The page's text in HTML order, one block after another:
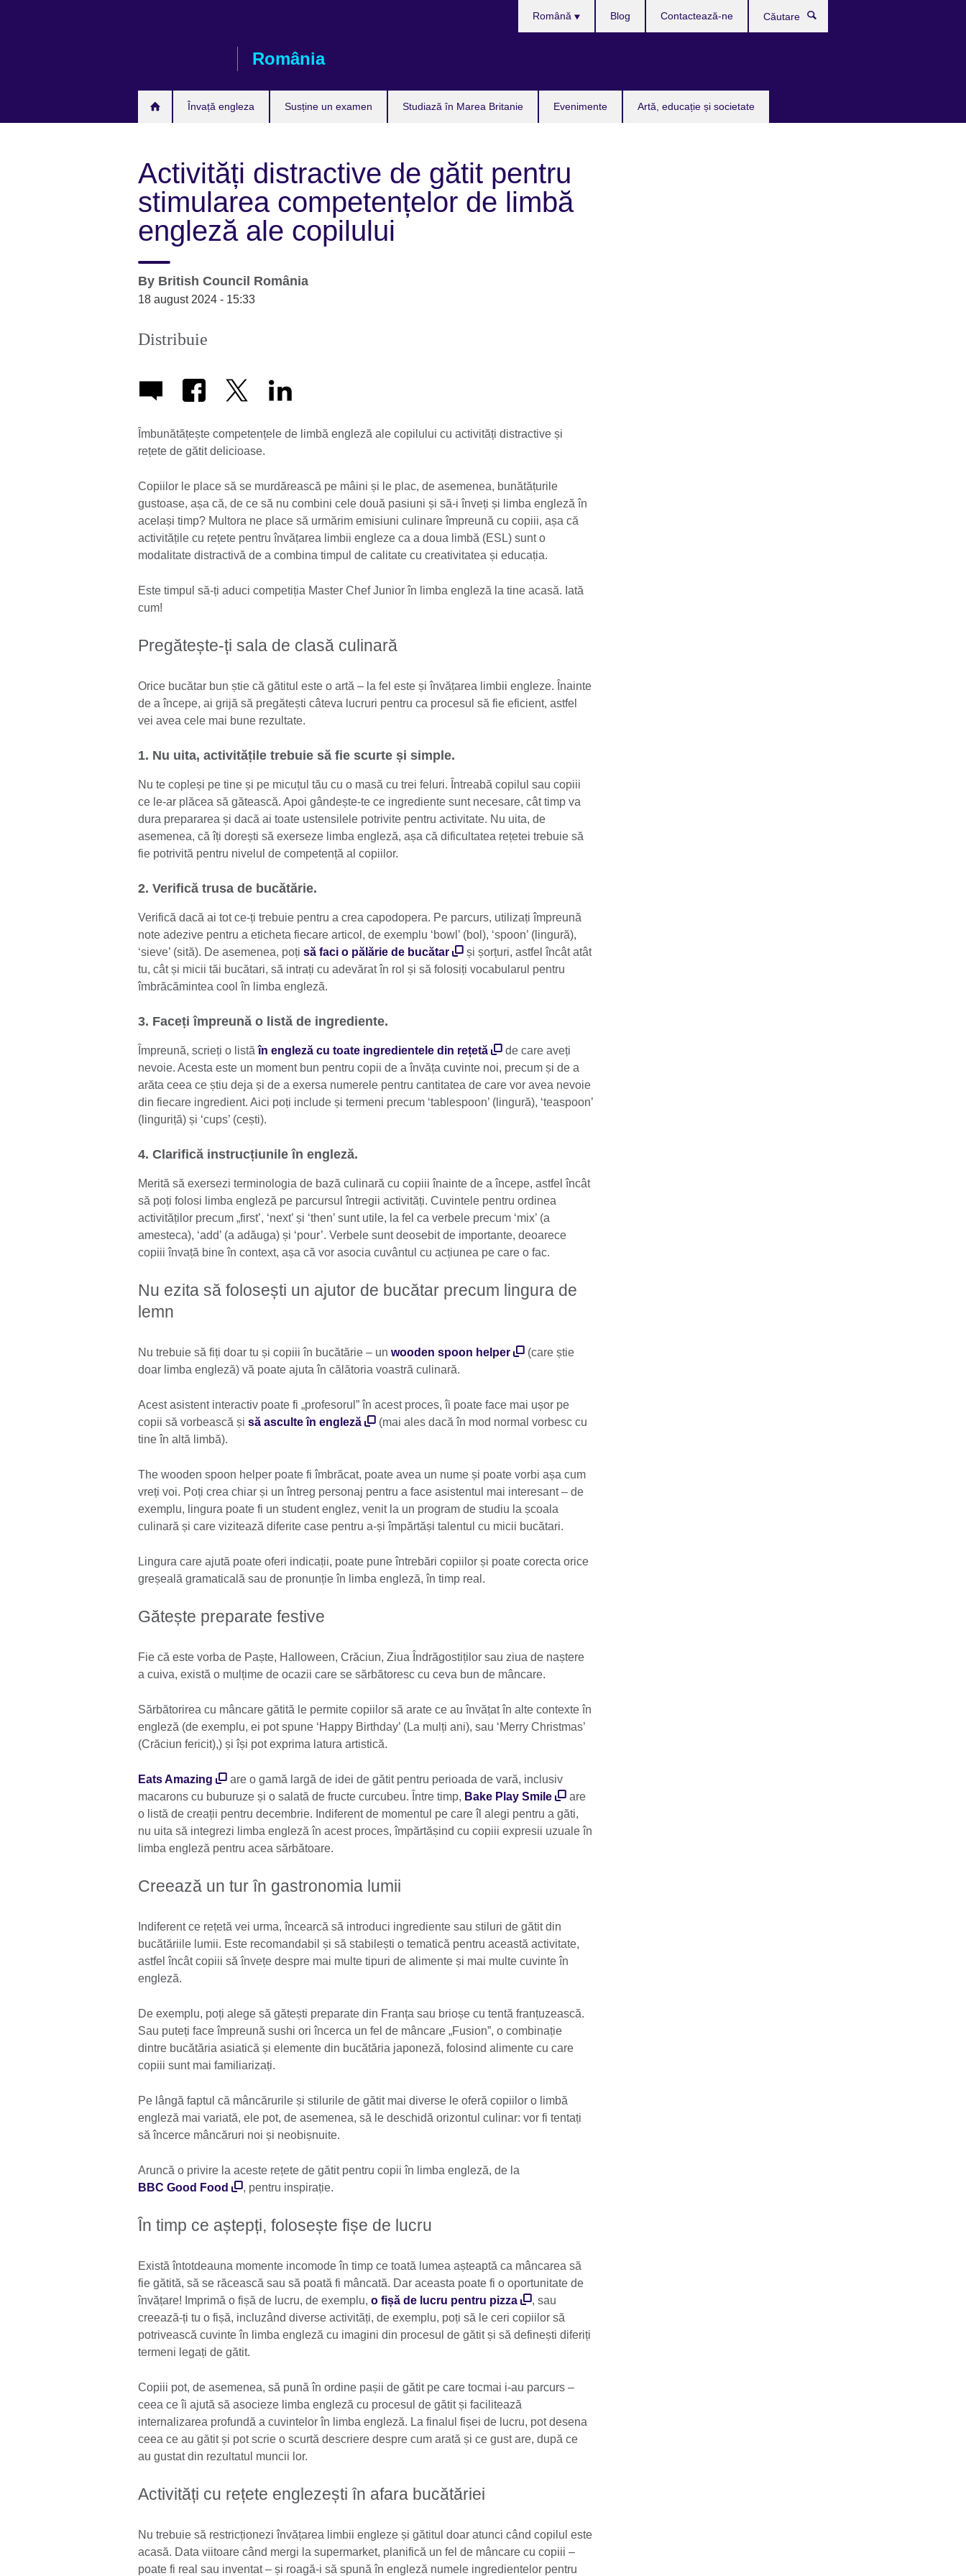
România
Învață engleza Susține un examen Studiază în Marea Britanie Evenimente Artă, educație și societate
Română Blog Contactează-ne
Activități distractive de gătit pentru
stimularea competențelor de limbă
engleză ale copilului
By British Council România
18 august 2024 - 15:33
Distribuie
Îmbunătățește competențele de limbă engleză ale copilului cu activități distractive și
rețete de gătit delicioase.
Copiilor le place să se murdărească pe mâini și le plac, de asemenea, bunătățurile
gustoase, așa că, de ce să nu combini cele două pasiuni și să-i înveți și limba engleză în
același timp? Multora ne place să urmărim emisiuni culinare împreună cu copiii, așa că
activitățile cu rețete pentru învățarea limbii engleze ca a doua limbă (ESL) sunt o
modalitate distractivă de a combina timpul de calitate cu creativitatea și educația.
Este timpul să-ți aduci competiția Master Chef Junior în limba engleză la tine acasă. Iată
cum!
Pregătește-ți sala de clasă culinară
Orice bucătar bun știe că gătitul este o artă – la fel este și învățarea limbii engleze. Înainte
de a începe, ai grijă să pregătești câteva lucruri pentru ca procesul să fie eficient, astfel
vei avea cele mai bune rezultate.
1. Nu uita, activitățile trebuie să fie scurte și simple.
Nu te copleși pe tine și pe micuțul tău cu o masă cu trei feluri. Întreabă copilul sau copiii
ce le-ar plăcea să gătească. Apoi gândește-te ce ingrediente sunt necesare, cât timp va
dura prepararea și dacă ai toate ustensilele potrivite pentru activitate. Nu uita, de
asemenea, că îți dorești să exerseze limba engleză, așa că dificultatea rețetei trebuie să
fie potrivită pentru nivelul de competență al copiilor.
2. Verifică trusa de bucătărie.
Verifică dacă ai tot ce-ți trebuie pentru a crea capodopera. Pe parcurs, utilizați împreună
note adezive pentru a eticheta fiecare articol, de exemplu ‘bowl’ (bol), ‘spoon’ (lingură),
‘sieve’ (sită). De asemenea, poți să faci o pălărie de bucătar
și șorțuri, astfel încât atât
tu, cât și micii tăi bucătari, să intrați cu adevărat în rol și să folosiți vocabularul pentru
îmbrăcămintea cool în limba engleză.
3. Faceți împreună o listă de ingrediente.
Împreună, scrieți o listăîn engleză cu toate ingredientele din rețetă
de care aveți
nevoie. Acesta este un moment bun pentru copii de a învăța cuvinte noi, precum și de a
arăta ceea ce știu deja și de a exersa numerele pentru cantitatea de care vor avea nevoie
din fiecare ingredient. Aici poți include și termeni precum ‘tablespoon’ (lingură), ‘teaspoon’
(linguriță) și ‘cups’ (cești).
4. Clarifică instrucțiunile în engleză.
Merită să exersezi terminologia de bază culinară cu copiii înainte de a începe, astfel încât
să poți folosi limba engleză pe parcursul întregii activități. Cuvintele pentru ordinea
activităților precum „first’, ‘next’ și ‘then’ sunt utile, la fel ca verbele precum ‘mix’ (a
amesteca), ‘add’ (a adăuga) și ‘pour’. Verbele sunt deosebit de importante, deoarece
copiii învață bine în context, așa că vor asocia cuvântul cu acțiunea pe care o fac.
Nu ezita să folosești un ajutor de bucătar precum lingura de
lemn
Nu trebuie să fiți doar tu și copiii în bucătărie – un wooden spoon helper
(care știe
doar limba engleză) vă poate ajuta în călătoria voastră culinară.
Acest asistent interactiv poate fi „profesorul” în acest proces, îi poate face mai ușor pe
copii să vorbească și să asculte în engleză
(mai ales dacă în mod normal vorbesc cu
tine în altă limbă).
The wooden spoon helper poate fi îmbrăcat, poate avea un nume și poate vorbi așa cum
vreți voi. Poți crea chiar și un întreg personaj pentru a face asistentul mai interesant – de
exemplu, lingura poate fi un student englez, venit la un program de studiu la școala
culinară și care vizitează diferite case pentru a-și împărtăși talentul cu micii bucătari.
Lingura care ajută poate oferi indicații, poate pune întrebări copiilor și poate corecta orice
greșeală gramaticală sau de pronunție în limba engleză, în timp real.
Gătește preparate festive
Fie că este vorba de Paște, Halloween, Crăciun, Ziua Îndrăgostiților sau ziua de naștere
a cuiva, există o mulțime de ocazii care se sărbătoresc cu ceva bun de mâncare.
Sărbătorirea cu mâncare gătită le permite copiilor să arate ce au învățat în alte contexte în
engleză (de exemplu, ei pot spune ‘Happy Birthday’ (La mulți ani), sau ‘Merry Christmas’
(Crăciun fericit),) și își pot exprima latura artistică.
Eats Amazing
are o gamă largă de idei de gătit pentru perioada de vară, inclusiv
macarons cu buburuze și o salată de fructe curcubeu. Între timp, Bake Play Smile
are
o listă de creații pentru decembrie. Indiferent de momentul pe care îl alegi pentru a găti,
nu uita să integrezi limba engleză în acest proces, împărtășind cu copiii expresii uzuale în
limba engleză pentru acea sărbătoare.
Creează un tur în gastronomia lumii
Indiferent ce rețetă vei urma, încearcă să introduci ingrediente sau stiluri de gătit din
bucătăriile lumii. Este recomandabil și să stabilești o tematică pentru această activitate,
astfel încât copiii să învețe despre mai multe tipuri de alimente și mai multe cuvinte în
engleză.
De exemplu, poți alege să gătești preparate din Franța sau brioșe cu tentă franțuzească.
Sau puteți face împreună sushi ori încerca un fel de mâncare „Fusion”, o combinație
dintre bucătăria asiatică și elemente din bucătăria japoneză, folosind alimente cu care
copiii sunt mai familiarizați.
Pe lângă faptul că mâncărurile și stilurile de gătit mai diverse le oferă copiilor o limbă
engleză mai variată, ele pot, de asemenea, să le deschidă orizontul culinar: vor fi tentați
să încerce mâncăruri noi și neobișnuite.
Aruncă o privire la aceste rețete de gătit pentru copii în limba engleză, de la
BBC Good Food
, pentru inspirație.
În timp ce aștepți, folosește fișe de lucru
Există întotdeauna momente incomode în timp ce toată lumea așteaptă ca mâncarea să
fie gătită, să se răcească sau să poată fi mâncată. Dar aceasta poate fi o oportunitate de
învățare! Imprimă o fișă de lucru, de exemplu, o fișă de lucru pentru pizza
, sau
creează-ți tu o fișă, incluzând diverse activități, de exemplu, poți să le ceri copiilor să
potrivească cuvinte în limba engleză cu imagini din procesul de gătit și să definești diferiți
termeni legați de gătit.
Copiii pot, de asemenea, să pună în ordine pașii de gătit pe care tocmai i-au parcurs –
ceea ce îi ajută să asocieze limba engleză cu procesul de gătit și facilitează
internalizarea profundă a cuvintelor în limba engleză. La finalul fișei de lucru, pot desena
ceea ce au gătit și pot scrie o scurtă descriere despre cum arată și ce gust are, după ce
au gustat din rezultatul muncii lor.
Activități cu rețete englezești în afara bucătăriei
Nu trebuie să restricționezi învățarea limbii engleze și gătitul doar atunci când copilul este
acasă. Data viitoare când mergi la supermarket, planifică un fel de mâncare cu copiii –
poate fi real sau inventat – și roagă-i să spună în engleză numele ingredientelor pentru